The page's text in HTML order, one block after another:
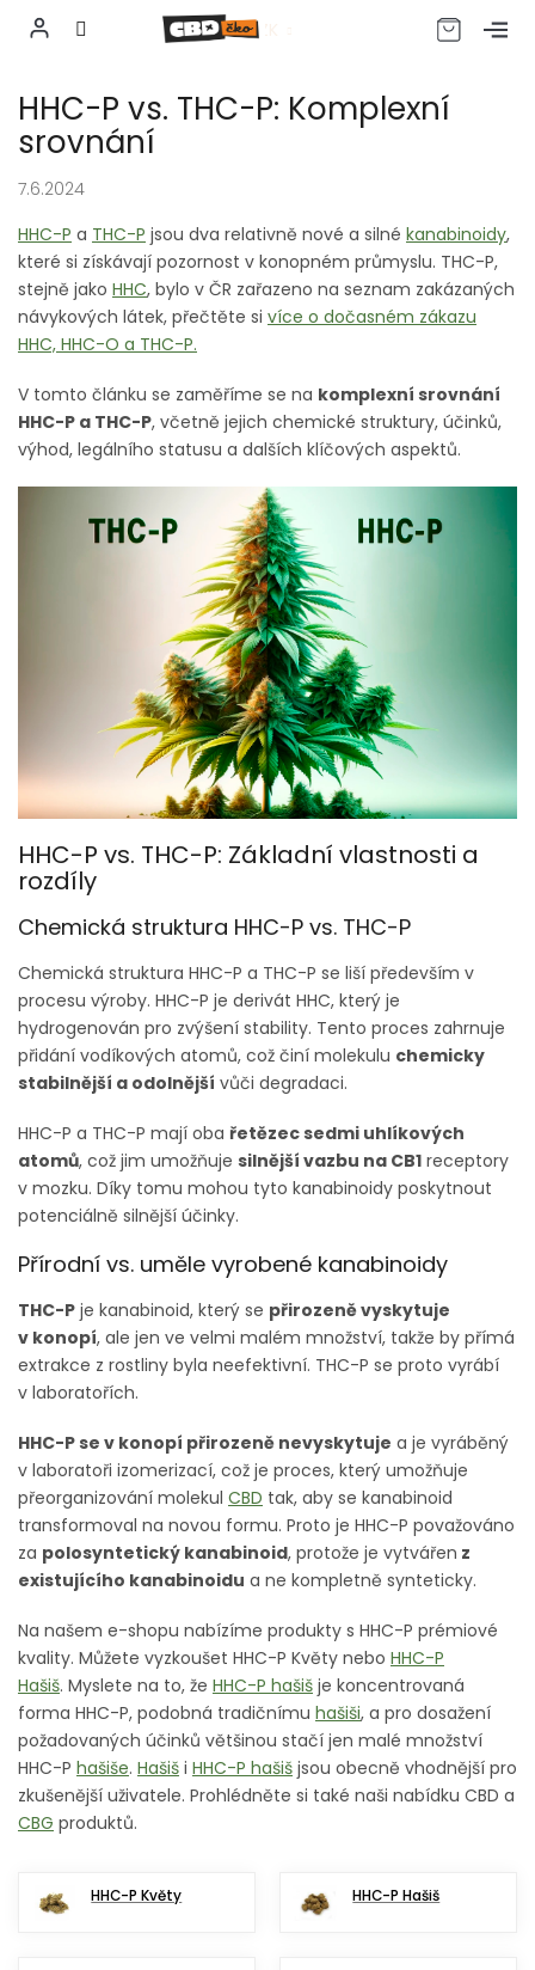
obsah
CZK
HHC-P vs. THC-P: Komplexní
srovnání
7.6.2024
HHC-P a THC-P jsou dva relativně nové a silné kanabinoidy,
které si získávají pozornost v konopném průmyslu. THC-P,
stejně jako HHC, bylo v ČR zařazeno na seznam zakázaných
návykových látek, přečtěte si více o dočasném zákazu
HHC, HHC-O a THC-P.
V tomto článku se zaměříme se na komplexní srovnání
HHC-P a THC-P, včetně jejich chemické struktury, účinků,
výhod, legálního statusu a dalších klíčových aspektů.
HHC-P vs. THC-P: Základní vlastnosti a
rozdíly
Chemická struktura HHC-P vs. THC-P
Chemická struktura HHC-P a THC-P se liší především v
procesu výroby. HHC-P je derivát HHC, který je
hydrogenován pro zvýšení stability. Tento proces zahrnuje
přidání vodíkových atomů, což činí molekulu chemicky
stabilnější a odolnější vůči degradaci.
HHC-P a THC-P mají oba řetězec sedmi uhlíkových
atomů, což jim umožňuje silnější vazbu na CB1 receptory
v mozku. Díky tomu mohou tyto kanabinoidy poskytnout
potenciálně silnější účinky.
Přírodní vs. uměle vyrobené kanabinoidy
THC-P je kanabinoid, který se přirozeně vyskytuje
v konopí, ale jen ve velmi malém množství, takže by přímá
extrakce z rostliny byla neefektivní. THC-P se proto vyrábí
v laboratořích.
HHC-P se v konopí přirozeně nevyskytuje a je vyráběný
v laboratoři izomerizací, což je proces, který umožňuje
přeorganizování molekul CBD tak, aby se kanabinoid
transformoval na novou formu. Proto je HHC-P považováno
za polosyntetický kanabinoid, protože je vytvářen z
existujícího kanabinoidu a ne kompletně synteticky.
Na našem e-shopu nabízíme produkty s HHC-P prémiové
kvality. Můžete vyzkoušet HHC-P Květy nebo HHC-P
Hašiš. Myslete na to, že HHC-P hašiš je koncentrovaná
forma HHC-P, podobná tradičnímu hašiši, a pro dosažení
požadovaných účinků většinou stačí jen malé množství
HHC-P hašiše. Hašiš i HHC-P hašiš jsou obecně vhodnější pro
zkušenější uživatele. Prohlédněte si také naši nabídku CBD a
CBG produktů.
HHC-P Květy HHC-P Hašiš